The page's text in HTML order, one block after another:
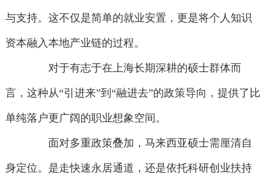
与支持。这不仅是简单的就业安置，更是将个人知识
资本融入本地产业链的过程。
对于有志于在上海长期深耕的硕士群体而
言，这种从“引进来”到“融进去”的政策导向，提供了比
单纯落户更广阔的职业想象空间。
面对多重政策叠加，马来西亚硕士需厘清自
身定位。是走快速永居通道，还是依托科研创业扶持